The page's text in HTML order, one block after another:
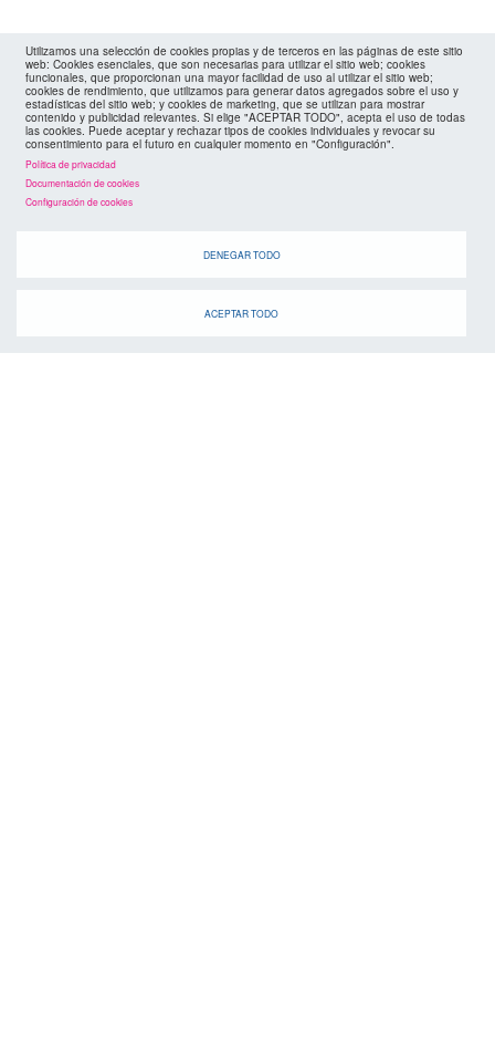
Utilizamos una selección de cookies propias y de terceros en las páginas de este sitio
web: Cookies esenciales, que son necesarias para utilizar el sitio web; cookies
funcionales, que proporcionan una mayor facilidad de uso al utilizar el sitio web;
cookies de rendimiento, que utilizamos para generar datos agregados sobre el uso y
estadísticas del sitio web; y cookies de marketing, que se utilizan para mostrar
contenido y publicidad relevantes. Si elige "ACEPTAR TODO", acepta el uso de todas
las cookies. Puede aceptar y rechazar tipos de cookies individuales y revocar su
consentimiento para el futuro en cualquier momento en "Configuración".
Política de privacidad
Documentación de cookies
Configuración de cookies
DENEGAR TODO
ACEPTAR TODO